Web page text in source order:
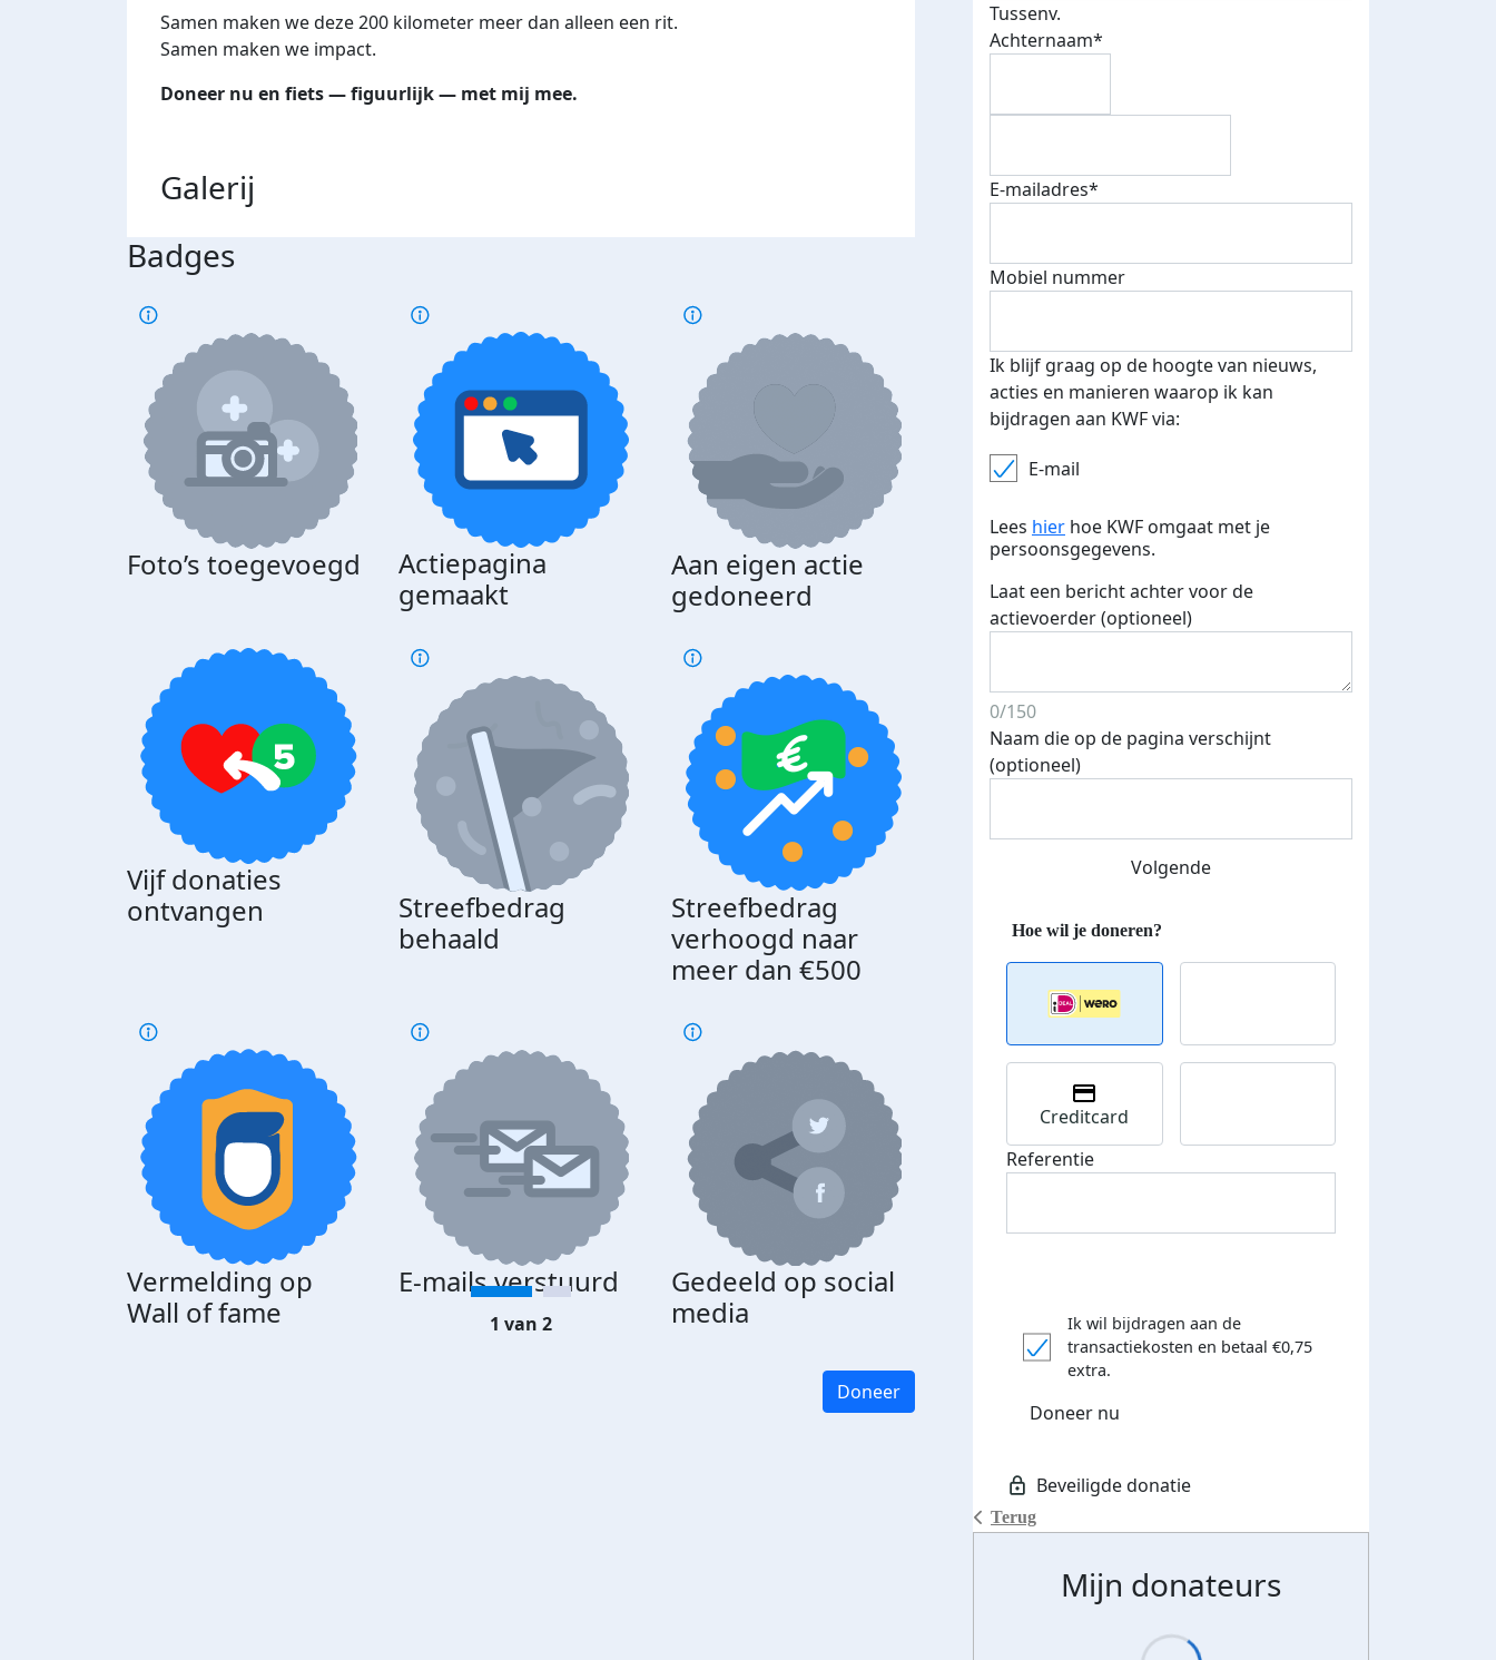
Samen maken we deze 200 kilometer meer dan alleen een rit.
Samen maken we impact.
Doneer nu en fiets — figuurlijk — met mij mee.
Galerij
Badges
Foto’s toegevoegd
Actiepagina
gemaakt
Aan eigen actie
gedoneerd
Vijf donaties
ontvangen
Streefbedrag
behaald
Streefbedrag
verhoogd naar
meer dan €500
Vermelding op
Wall of fame
E-mails verstuurd
Gedeeld op social
media
Donateurs
bedankt
1 van 2
Doneer
Tussenv.
Achternaam*
E-mailadres*
Mobiel nummer
Ik blijf graag op de hoogte van nieuws,
acties en manieren waarop ik kan
bijdragen aan KWF via:
E-mail
Lees hier hoe KWF omgaat met je
persoonsgegevens.
Laat een bericht achter voor de
actievoerder (optioneel)
0/150
Naam die op de pagina verschijnt
(optioneel)
Volgende
Terug
Creditcard
Referentie
Ik wil bijdragen aan de
transactiekosten en betaal €0,75
extra.
Doneer nu
Mijn donateurs